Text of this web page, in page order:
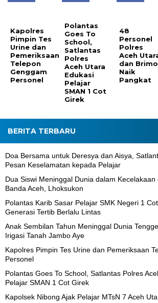
Kapolres
Pimpin Tes
Urine dan
Pemeriksaan
Telepon
Genggam
Personel
Polantas
Goes To
School,
Satlantas
Polres
Aceh Utara
Edukasi
Pelajar
SMAN 1 Cot
Girek
48
Personel
Polres
Aceh
dan
Naik
Pangkat
BERITA TERBARU
Doa Bersama untuk Deresya dan Aisya,
Pesan Keselamatan kepada Pelajar
Dua Siswi Meninggal Dunia dalam
Banda Aceh, Lhoksukon
Polantas Karib Sasar Pelajar SMK Negeri 1
Generasi Tertib Berlalu Lintas
Anak Sembilan Tahun Meninggal Dunia
Irigasi Tanah Jambo Aye
Kapolres Pimpin Tes Urine dan Pemeriksaan
Personel
Polantas Goes To School, Satlantas Polres
Pelajar SMAN 1 Cot Girek
Kapolsek Nibong Ajak Pelajar MTsN 7 Aceh